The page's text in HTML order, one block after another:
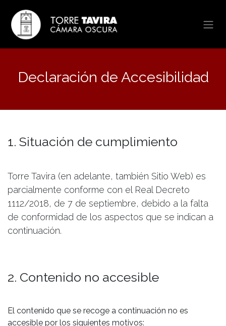
Declaración de Accesibilidad
1. Situación de cumplimiento
Torre Tavira (en adelante, también Sitio Web) es
parcialmente conforme con el Real Decreto
1112/2018, de 7 de septiembre, debido a la falta
de conformidad de los aspectos que se indican a
continuación.
2. Contenido no accesible
El contenido que se recoge a continuación no es
accesible por los siguientes motivos: